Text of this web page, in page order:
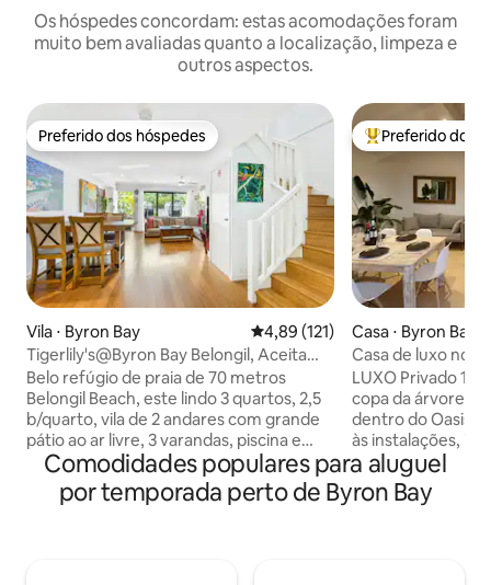
Os hóspedes concordam: estas acomodações foram
muito bem avaliadas quanto a localização, limpeza e
outros aspectos.
Preferido dos hóspedes
Preferido dos hóspedes
Vila ⋅ Byron Bay 4,89 de uma avaliação média de
4,89 (121)
Tigerlily's@Byron Bay Belongil, Aceita
animais de estimação, piscina
Belo refúgio de praia de 70 metros
Belongil Beach, este lindo 3 quartos, 2,5
b/quarto, vila de 2 andares com grande
pátio ao ar livre, 3 varandas, piscina e
área de churrasco, é o lugar perfeito
para se basear enquanto desfruta de
tudo o que Byron tem para oferecer e
Entre os
Preferido dos
Casa ⋅ Byron Bay
Casa de luxo no
'DragonFly' no
LUXO Privado
copa da árvore
dentro do Oasis
às instalações,
ao ar livre,
academia, com
pelo Parque
Comodidades populares para aluguel
por temporada perto de Byron Bay